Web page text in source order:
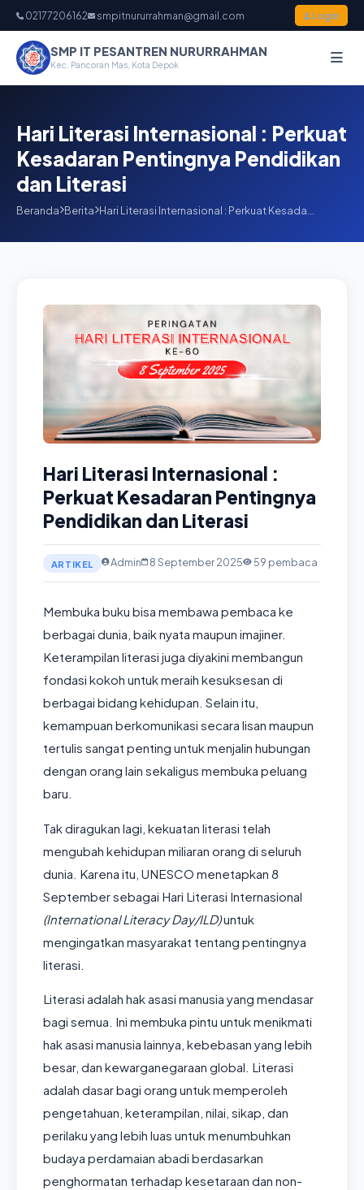
02177206162 smpitnururrahman@gmail.com Login
SMP IT PESANTREN NURURRAHMAN
Kec. Pancoran Mas, Kota Depok
Hari Literasi Internasional : Perkuat
Kesadaran Pentingnya Pendidikan
dan Literasi
Beranda Berita Hari Literasi Internasional : Perkuat Kesada…
Hari Literasi Internasional :
Perkuat Kesadaran Pentingnya
Pendidikan dan Literasi
ARTIKEL Admin 8 September 2025 59 pembaca
Membuka buku bisa membawa pembaca ke
berbagai dunia, baik nyata maupun imajiner.
Keterampilan literasi juga diyakini membangun
fondasi kokoh untuk meraih kesuksesan di
berbagai bidang kehidupan. Selain itu,
kemampuan berkomunikasi secara lisan maupun
tertulis sangat penting untuk menjalin hubungan
dengan orang lain sekaligus membuka peluang
baru.
Tak diragukan lagi, kekuatan literasi telah
mengubah kehidupan miliaran orang di seluruh
dunia. Karena itu, UNESCO menetapkan 8
September sebagai Hari Literasi Internasional
(International Literacy Day/ILD)untuk
mengingatkan masyarakat tentang pentingnya
literasi.
Literasi adalah hak asasi manusia yang mendasar
bagi semua. Ini membuka pintu untuk menikmati
hak asasi manusia lainnya, kebebasan yang lebih
besar, dan kewarganegaraan global. Literasi
adalah dasar bagi orang untuk memperoleh
pengetahuan, keterampilan, nilai, sikap, dan
perilaku yang lebih luas untuk menumbuhkan
budaya perdamaian abadi berdasarkan
penghormatan terhadap kesetaraan dan non-